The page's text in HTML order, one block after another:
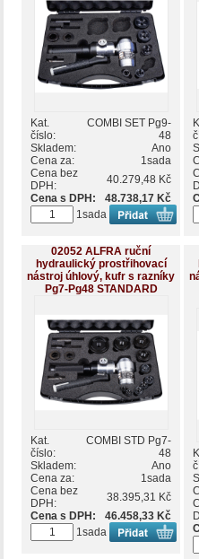
Kat.
číslo:
COMBI SET Pg9-
48
Skladem:
Ano
Cena za:
1sada
Cena bez
DPH:
40.279,48 Kč
Cena s DPH:
48.738,17 Kč
1sada
02052 ALFRA ruční
hydraulický prostřihovací
nástroj úhlový, kufr s razníky
Pg7-Pg48 STANDARD
Kat.
číslo:
COMBI STD Pg7-
48
Skladem:
Ano
Cena za:
1sada
Cena bez
DPH:
38.395,31 Kč
Cena s DPH:
46.458,33 Kč
1sada